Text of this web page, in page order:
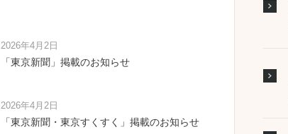
2026年4月2日
「東京新聞」掲載のお知らせ
2026年4月2日
「東京新聞・東京すくすく」掲載のお知らせ